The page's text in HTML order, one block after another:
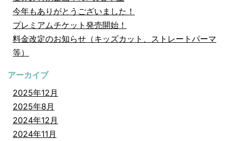
今年もありがとうございました！
プレミアムチケット発売開始！
料金改定のお知らせ（キッズカット、ストレートパーマ
等）
アーカイブ
2025年12月
2025年8月
2024年12月
2024年11月